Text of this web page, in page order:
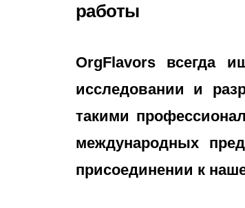
работы
OrgFlavors всегда
исследовании и
такими
международных
присоединении к